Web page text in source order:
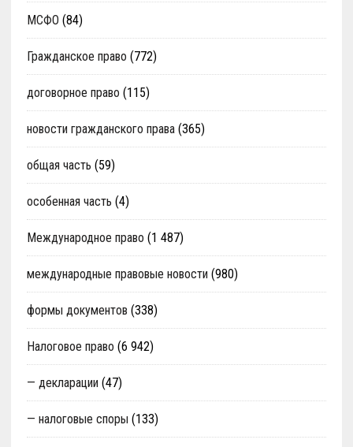
МСФО (84)
Гражданское право (772)
договорное право (115)
новости гражданского права(365)
общая часть (59)
особенная часть (4)
Международное право (1 487)
международные правовые новости (980)
формы документов (338)
Налоговое право (6 942)
— декларации (47)
— налоговые споры (133)